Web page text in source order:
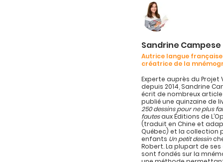
Sandrine Campese
Autrice langue
créatrice de la
Experte auprès du Projet
depuis 2014, Sandrine
écrit de nombreux
publié une quinzaine de
250 dessins pour ne plus
fautesaux Éditions de
(traduit en Chine et
Québec) et la collection
enfants Un petit dessin
Robert. La plupart de
sont fondés sur la